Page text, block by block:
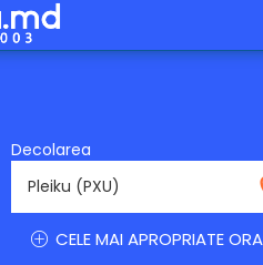
Decolarea
CELE MAI APROPRIATE